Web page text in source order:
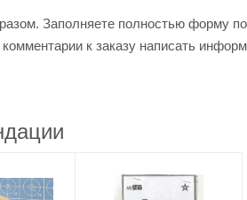
Заполняете полностью форму
к заказу написать